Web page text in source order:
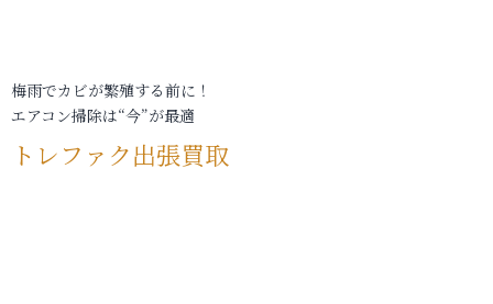
梅雨でカビが繁殖する前に！
エアコン掃除は“今”が最適
トレファク出張買取